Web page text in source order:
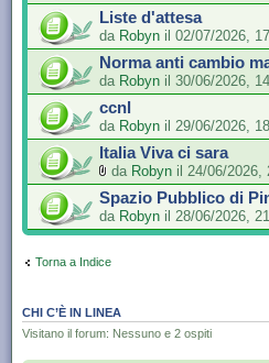
Liste d'attesa
da Robyn il 02/07/2026,
Norma anti cambio
da Robyn il 30/06/2026,
ccnl
da Robyn il 29/06/2026,
Italia Viva ci sara
da Robyn il 24/06/2026,
Spazio Pubblico di
da Robyn il 28/06/2026,
Torna a Indice
CHI C’È IN LINEA
Visitano il forum: Nessuno e 2 ospiti